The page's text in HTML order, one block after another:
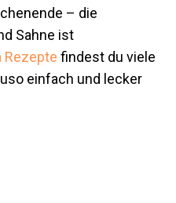
– die
Sahne ist
Rezepte findest du viele
einfach und lecker